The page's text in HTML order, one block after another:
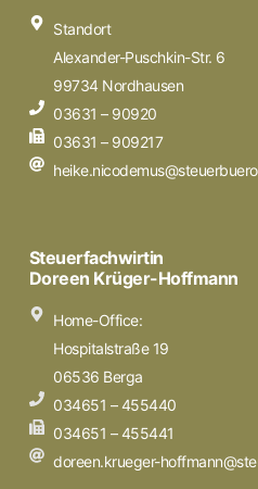
Standort
Alexander-Puschkin-Str. 6
99734 Nordhausen
03631 – 90920
03631 – 909217
Steuerfachwirtin
Doreen Krüger-Hoffmann
Home-Office:
Hospitalstraße 19
06536 Berga
034651 – 455440
034651 – 455441
doreen.krueger-